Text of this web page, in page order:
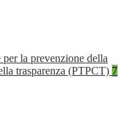
la prevenzione della
trasparenza (PTPCT) 7